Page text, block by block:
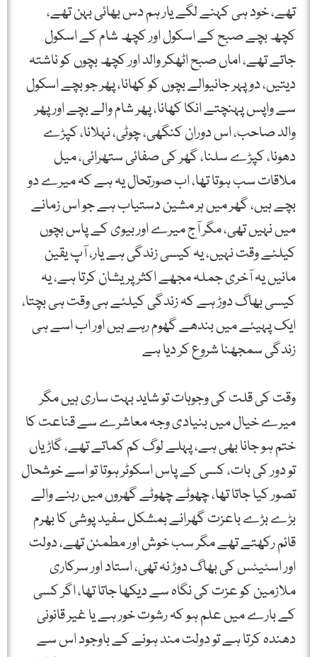
تھے، خود ہی کہنے لگے یار ہم دس بھائی بہن تھے،
کچھ بچے صبح کے اسکول اور کچھ شام کے اسکول
جاتے تھے، اماں صبح اٹھکر والد اور کچھ بچوں کو ناشتہ
دیتیں، دوپہر جانیوالے بچوں کو کھانا، پھر جو بچے اسکول
سے واپس پہنچتے انکا کھانا، پھر شام والے بچے اور پھر
والد صاحب، اس دوران کنگھی، چوٹی، نہلانا، کپڑے
دھونا، کپڑے سلنا، گھر کی صفائی ستھرائی، میل
ملاقات سب ہوتا تھا، اب صورتحال یہ ہے کہ میرے دو
بچے ہیں، گھر میں ہر مشین دستیاب ہے جو اس زمانے
میں نہیں تھی، مگر آج میرے اور بیوی کے پاس بچوں
کیلئے وقت نہیں، یہ کیسی زندگی ہے یار، آپ یقین
مانیں یہ آخری جملہ مجھے اکثر پریشان کرتا ہے، یہ
کیسی بھاگ دوڑ ہے کہ زندگی کیلئے ہی وقت ہی بچتا،
ایک پہیئے میں بندھے گھوم رہے ہیں اور اب اسے ہی
زندگی سمجھنا شروع کر دیا ہے
وقت کی قلت کی وجوہات تو شاید بہت ساری ہیں مگر
میرے خیال میں بنیادی وجہ معاشرے سے قناعت کا
ختم ہو جانا بھی ہے، پہلے لوگ کم کماتے تھے، گاڑیاں
تو دور کی بات، کسی کے پاس اسکوٹر ہوتا تو اسے خوشحال
تصور کیا جاتا تھا، چھوٹے چھوٹے گھروں میں رہنے والے
بڑے بڑے باعزت گھرانے بمشکل سفید پوشی کا بھرم
قائم رکھتے تھے مگر سب خوش اور مطمئن تھے، دولت
اور اسٹیٹس کی بھاگ دوڑ نہ تھی، استاد اور سرکاری
ملازمین کو عزت کی نگاہ سے دیکھا جاتا تھا، اگر کسی
کے بارے میں علم ہو کہ رشوت خور ہے یا غیر قانونی
دھندہ کرتا ہے تو دولت مند ہونے کے باوجود اس سے